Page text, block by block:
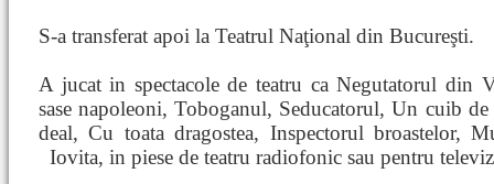
S-a transferat apoi la Teatrul Naţional din Bucureşti.
A jucat in spectacole de teatru ca Negutatorul din
sase napoleoni, Toboganul, Seducatorul, Un cuib
deal, Cu toata dragostea, Inspectorul broastelor,
Iovita, in piese de teatru radiofonic sau pentru